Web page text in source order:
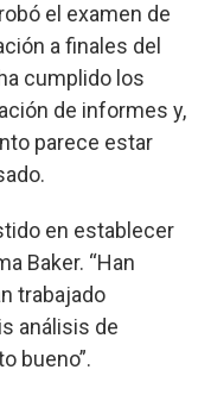
el examen de
a finales del
cumplido los
de informes y,
parece estar
en establecer
Baker. “Han
trabajado
análisis de
bueno”.